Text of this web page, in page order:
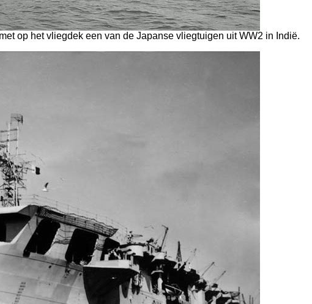
op het vliegdek een van de Japanse vliegtuigen uit WW2 in Indië.